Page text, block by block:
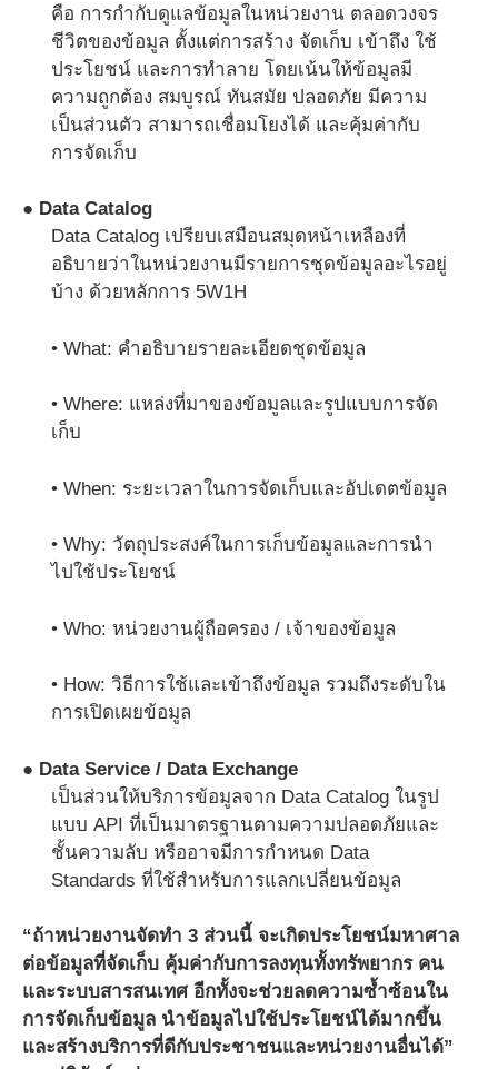
คือ การกำกับดูแลข้อมูลในหน่วยงาน ตลอดวงจร
ชีวิตของข้อมูล ตั้งแต่การสร้าง จัดเก็บ เข้าถึง ใช้
ประโยชน์ และการทำลาย โดยเน้นให้ข้อมูลมี
ความถูกต้อง สมบูรณ์ ทันสมัย ปลอดภัย มีความ
เป็นส่วนตัว สามารถเชื่อมโยงได้ และคุ้มค่ากับ
การจัดเก็บ
● Data Catalog
Data Catalog เปรียบเสมือนสมุดหน้าเหลืองที่
อธิบายว่าในหน่วยงานมีรายการชุดข้อมูลอะไรอยู่
บ้าง ด้วยหลักการ 5W1H
• What: คำอธิบายรายละเอียดชุดข้อมูล
• Where: แหล่งที่มาของข้อมูลและรูปแบบการจัด
เก็บ
• When: ระยะเวลาในการจัดเก็บและอัปเดตข้อมูล
• Why: วัตถุประสงค์ในการเก็บข้อมูลและการนำ
ไปใช้ประโยชน์
• Who: หน่วยงานผู้ถือครอง / เจ้าของข้อมูล
• How: วิธีการใช้และเข้าถึงข้อมูล รวมถึงระดับใน
การเปิดเผยข้อมูล
● Data Service / Data Exchange
เป็นส่วนให้บริการข้อมูลจาก Data Catalog ในรูป
แบบ API ที่เป็นมาตรฐานตามความปลอดภัยและ
ชั้นความลับ หรืออาจมีการกำหนด Data
Standards ที่ใช้สำหรับการแลกเปลี่ยนข้อมูล
“ถ้าหน่วยงานจัดทำ 3 ส่วนนี้ จะเกิดประโยชน์มหาศาล
ต่อข้อมูลที่จัดเก็บ คุ้มค่ากับการลงทุนทั้งทรัพยากร คน
และระบบสารสนเทศ อีกทั้งจะช่วยลดความซ้ำซ้อนใน
การจัดเก็บข้อมูล นำข้อมูลไปใช้ประโยชน์ได้มากขึ้น
และสร้างบริการที่ดีกับประชาชนและหน่วยงานอื่นได้”